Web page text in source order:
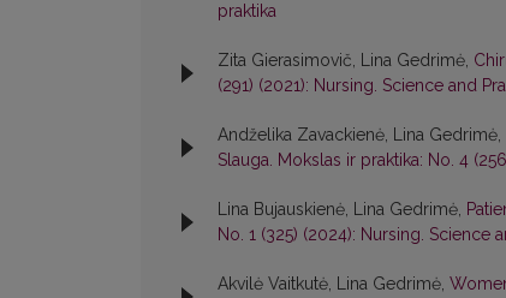
praktika
Zita Gierasimovič, Lina Gedrimė,
(291) (2021): Nursing. Science and
Andželika Zavackienė, Lina
Slauga. Mokslas ir praktika: No. 4
Lina Bujauskienė, Lina Gedrimė,
No. 1 (325) (2024): Nursing. Science
Akvilė Vaitkutė, Lina Gedrimė,